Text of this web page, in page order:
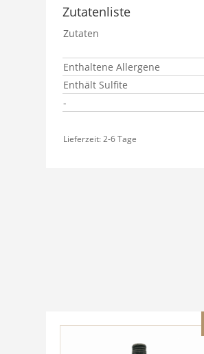
Zutatenliste
Zutaten
Enthaltene Allergene
Enthält Sulfite
-
Lieferzeit:2-6 Tage